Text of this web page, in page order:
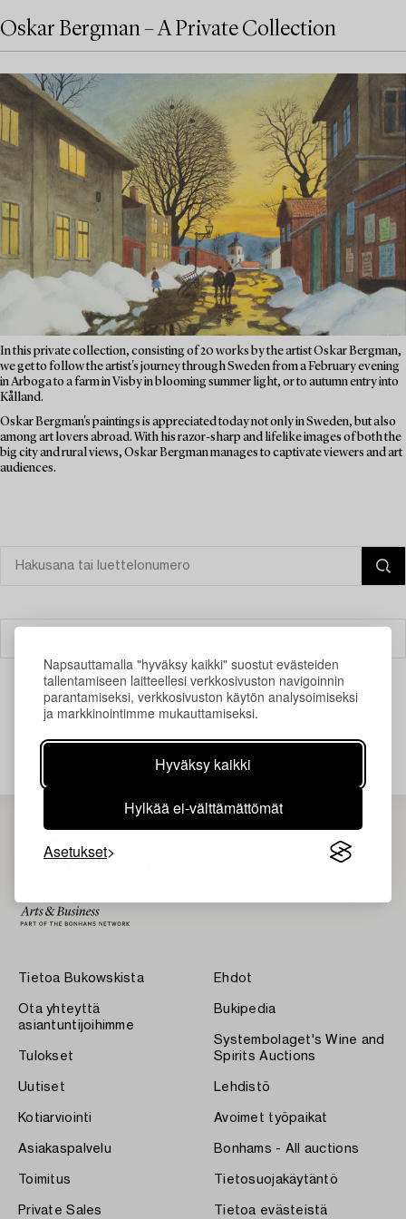
Napsauttamalla "hyväksy kaikki" suostut evästeiden
tallentamiseen laitteellesi verkkosivuston navigoinnin
parantamiseksi, verkkosivuston käytön analysoimiseksi
ja markkinointimme mukauttamiseksi.
Hyväksy kaikki
Hylkää ei-välttämättömät
Asetukset
Oskar Bergman – A Private Collection
In this private collection, consisting of 20 works by the artist Oskar Bergman,
we get to follow the artist's journey through Sweden from a February evening
in Arboga to a farm in Visby in blooming summer light, or to autumn entry into
Kålland.
Oskar Bergman's paintings is appreciated today not only in Sweden, but also
among art lovers abroad. With his razor-sharp and lifelike images of both the
big city and rural views, Oskar Bergman manages to captivate viewers and art
audiences.
Tietoa Bukowskista
Ota yhteyttä
asiantuntijoihimme
Tulokset
Uutiset
Kotiarviointi
Asiakaspalvelu
Toimitus
Private Sales
Ehdot
Bukipedia
Systembolaget's Wine and
Spirits Auctions
Lehdistö
Avoimet työpaikat
Bonhams - All auctions
Tietosuojakäytäntö
Tietoa evästeistä